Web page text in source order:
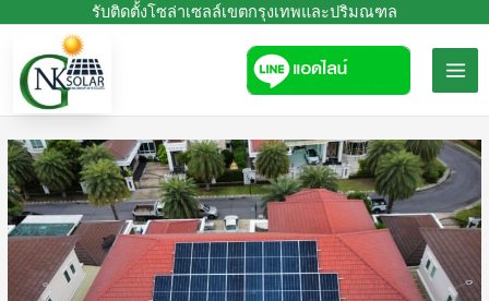
content
รับติดตั้งโซล่าเซลล์เขตกรุงเทพและปริมณฑล